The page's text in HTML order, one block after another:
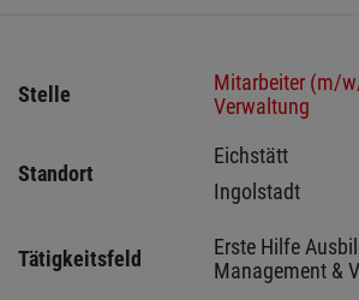
Stelle
Mitarbeiter (m/
Verwaltung
Standort
Eichstätt
Ingolstadt
Tätigkeitsfeld
Erste Hilfe
Management &